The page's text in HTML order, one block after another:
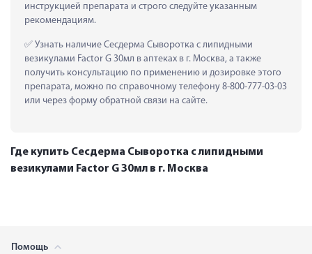
инструкцией препарата и строго следуйте указанным
рекомендациям.
Узнать наличие Сесдерма Сыворотка с липидными
везикулами Factor G 30мл в аптеках в г. Москва, а также
получить консультацию по применению и дозировке этого
препарата, можно по справочному телефону 8-800-777-03-03
или через форму обратной связи на сайте.
Где купить Сесдерма Сыворотка с липидными
везикулами Factor G 30мл в г. Москва
Помощь